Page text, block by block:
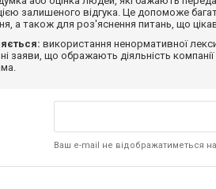
залишеного відгука. Це допоможе
а також для роз'яснення питань, що
використання ненормативної
заяви, що ображають діяльність
Ваш e-mail не відображатиметься на